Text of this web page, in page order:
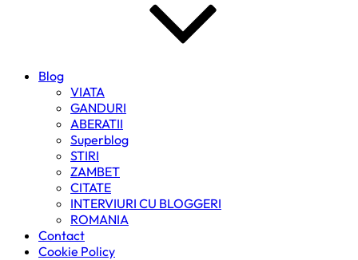
Blog
VIATA
GANDURI
ABERATII
Superblog
STIRI
ZAMBET
CITATE
INTERVIURI CU BLOGGERI
ROMANIA
Contact
Cookie Policy